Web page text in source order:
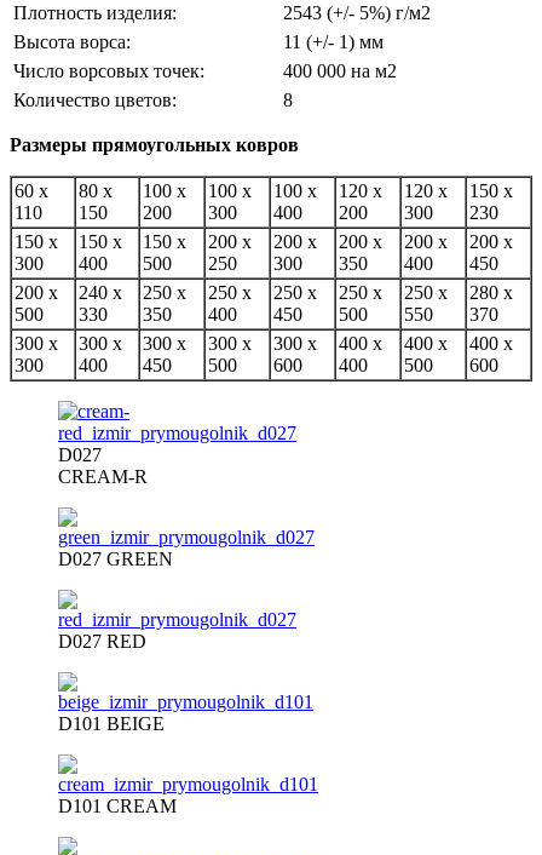
Плотность изделия:
2543 (+/- 5%) г/м2
Высота ворса:
11 (+/- 1) мм
Число ворсовых точек:
400 000 на м2
Количество цветов:
8
Размеры прямоугольных ковров
60 x
110
80 x
150
100 x
200
100 x
300
100 x
400
120 x
200
120 x
300
150 x
230
150 x
300
150 x
400
150 x
500
200 x
250
200 x
300
200 x
350
200 x
400
200 x
450
200 x
500
240 x
330
250 x
350
250 x
400
250 x
450
250 x
500
250 x
550
280 x
370
300 x
300
300 x
400
300 x
450
300 x
500
300 x
600
400 x
400
400 x
500
400 x
600
D027
CREAM-R
D027 GREEN
D027 RED
D101 BEIGE
D101 CREAM